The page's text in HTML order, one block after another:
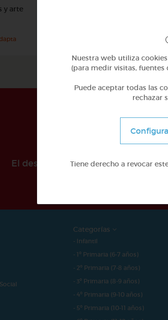
y arte
@Webparaelespanol
El desarollo de este proyecto ha
Categorías
- Infantil
- 1º Primaria (6-7 años)
- 2º Primaria (7-8 años)
- 3º Primaria (8-9 años)
- 4º Primaria (9-10 años)
- 5º Primaria (10-11 años)
Nuestra web utiliza
(para medir visitas,
Puede aceptar todas las
rechazar
Tiene derecho a revocar